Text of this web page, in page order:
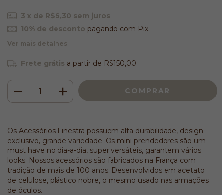
3 x de R$6,30 sem juros
10% de desconto pagando com Pix
Ver mais detalhes
Frete grátis a partir de R$150,00
Os Acessórios Finestra possuem alta durabilidade, design
exclusivo, grande variedade .Os mini prendedores são um
must have no dia-a-dia, super versáteis, garantem vários
looks. Nossos acessórios são fabricados na França com
tradição de mais de 100 anos. Desenvolvidos em acetato
de celulose, plástico nobre, o mesmo usado nas armações
de óculos.